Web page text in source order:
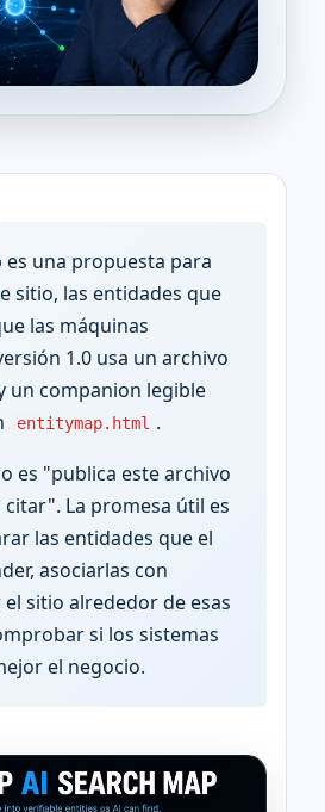
es una propuesta para
sitio, las entidades que
las máquinas
1.0 usa un archivo
un companion legible
entitymap.html .
es "publica este archivo
citar". La promesa útil es
las entidades que el
asociarlas con
sitio alrededor de esas
si los sistemas
el negocio.